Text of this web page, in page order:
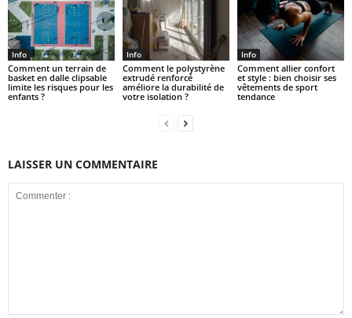
Info
Comment un terrain de
basket en dalle clipsable
limite les risques pour les
enfants ?
Info
Comment le polystyrène
extrudé renforcé
améliore la durabilité de
votre isolation ?
Info
Comment allier confort
et style : bien choisir ses
vêtements de sport
tendance
LAISSER UN COMMENTAIRE